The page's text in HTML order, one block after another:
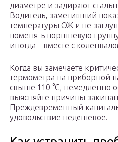
диаметре и задирают
Водитель, заметивший
температуры ОЖ и не
поменять поршневую
иногда – вместе с
Когда вы замечаете
термометра на приборной
свыше 110 °С, немедленно
выясняйте причины
Преждевременный
удовольствие недешевое.